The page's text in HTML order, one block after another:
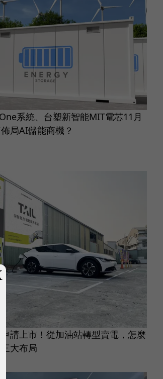
系統、台塑新智能MIT電芯11月
局AI儲能商機？
請上市！從加油站轉型賣電，怎麼
三大布局